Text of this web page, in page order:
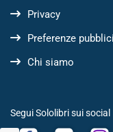
Privacy
Preferenze
Chi siamo
Segui Sololibri sui social